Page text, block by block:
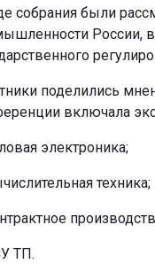
собрания были
России,
поделились
включала
электроника;
техника;
ТП.